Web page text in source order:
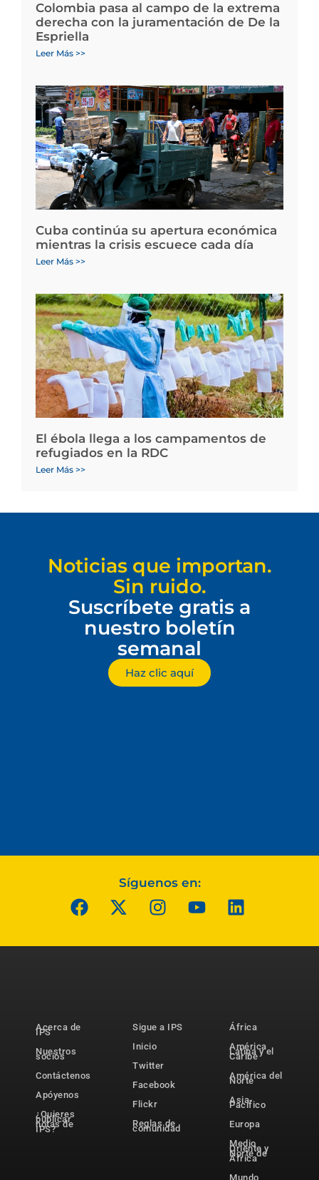
Colombia pasa al campo de la extrema
derecha con la juramentación de De la
Espriella
Leer Más >>
Cuba continúa su apertura económica
mientras la crisis escuece cada día
Leer Más >>
El ébola llega a los campamentos de
refugiados en la RDC
Leer Más >>
Noticias que importan.
Sin ruido.
Suscríbete gratis a
nuestro boletín
semanal
Haz clic aquí
Síguenos en:
Acerca de
IPS
Nuestros
socios
Contáctenos
Apóyenos
¿Quieres
publicar
notas de
IPS?
Sigue a IPS
Inicio
Twitter
Facebook
Flickr
Reglas de
comunidad
África
América
Latina y el
Caribe
América del
Norte
Asia-
Pacífico
Europa
Medio
Oriente y
Norte de
África
Mundo